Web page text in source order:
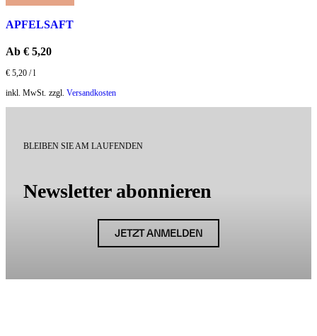
APFELSAFT
Ab € 5,20
€ 5,20 /l
inkl. MwSt. zzgl. Versandkosten
BLEIBEN SIE AM LAUFENDEN
Newsletter abonnieren
JETZT ANMELDEN